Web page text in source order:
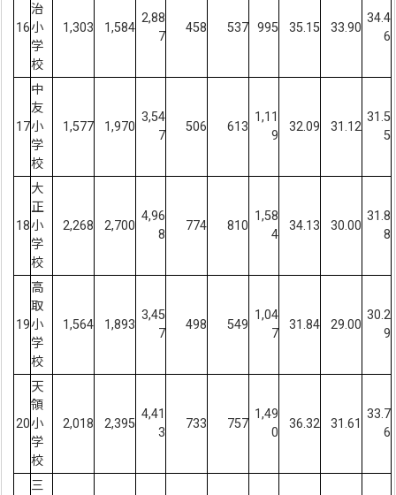
16
治
小
学
校
1,303 1,584
2,88
7
458 537 995 35.15 33.90
34.4
6
17
中
友
小
学
校
1,577 1,970
3,54
7
506 613
1,11
9
32.09 31.12
31.5
5
18
大
正
小
学
校
2,268 2,700
4,96
8
774 810
1,58
4
34.13 30.00
31.8
8
19
高
取
小
学
校
1,564 1,893
3,45
7
498 549
1,04
7
31.84 29.00
30.2
9
20
天
領
小
学
校
2,018 2,395
4,41
3
733 757
1,49
0
36.32 31.61
33.7
6
三